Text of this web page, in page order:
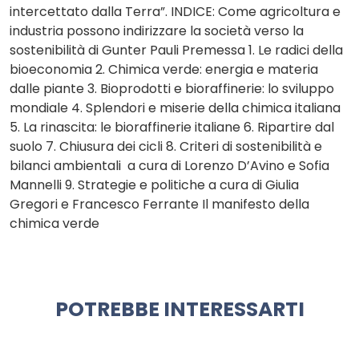
intercettato dalla Terra”. INDICE: Come agricoltura e
industria possono indirizzare la società verso la
sostenibilità di Gunter Pauli Premessa 1. Le radici della
bioeconomia 2. Chimica verde: energia e materia
dalle piante 3. Bioprodotti e bioraffinerie: lo sviluppo
mondiale 4. Splendori e miserie della chimica italiana
5. La rinascita: le bioraffinerie italiane 6. Ripartire dal
suolo 7. Chiusura dei cicli 8. Criteri di sostenibilità e
bilanci ambientali a cura di Lorenzo D’Avino e Sofia
Mannelli 9. Strategie e politiche a cura di Giulia
Gregori e Francesco Ferrante Il manifesto della
chimica verde
POTREBBE INTERESSARTI